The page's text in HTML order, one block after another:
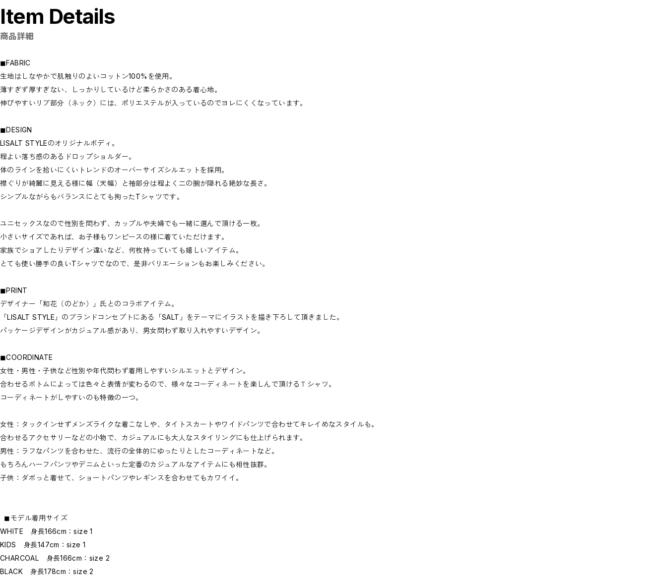
Item Details
商品詳細
◼︎FABRIC
生地はしなやかで肌触りのよいコットン100%を使用。
薄すぎず厚すぎない、しっかりしているけど柔らかさのある着心地。
伸びやすいリブ部分（ネック）には、ポリエステルが入っているのでヨレにくくなっています。
◼︎DESIGN
LISALT STYLEのオリジナルボディ。
程よい落ち感のあるドロップショルダー。
体のラインを拾いにくいトレンドのオーバーサイズシルエットを採用。
襟ぐりが綺麗に見える様に幅（天幅）と袖部分は程よく二の腕が隠れる絶妙な長さ。
シンプルながらもバランスにとても拘ったTシャツです。
ユニセックスなので性別を問わず、カップルや夫婦でも一緒に選んで頂ける一枚。
小さいサイズであれば、お子様もワンピースの様に着ていただけます。
家族でショアしたりデザイン違いなど、何枚持っていても嬉しいアイテム。
とても使い勝手の良いTシャツでなので、是非バリエーションもお楽しみください。
◼︎PRINT
デザイナー「和花（のどか）」氏とのコラボアイテム。
「LISALT STYLE」のブランドコンセプトにある「SALT」をテーマにイラストを描き下ろして頂きました。
パッケージデザインがカジュアル感があり、男女問わず取り入れやすいデザイン。
◼︎COORDINATE
女性・男性・子供など性別や年代問わず着用しやすいシルエットとデザイン。
合わせるボトムによっては色々と表情が変わるので、様々なコーディネートを楽しんで頂けるＴシャツ。
コーディネートがしやすいのも特徴の一つ。
女性：タックインせずメンズライクな着こなしや、タイトスカートやワイドパンツで合わせてキレイめなスタイルも。
合わせるアクセサリーなどの小物で、カジュアルにも大人なスタイリングにも仕上げられます。
男性：ラフなパンツを合わせた、流行の全体的にゆったりとしたコーディネートなど。
もちろんハーフパンツやデニムといった定番のカジュアルなアイテムにも相性抜群。
子供：ダボっと着せて、ショートパンツやレギンスを合わせてもカワイイ。
◼︎モデル着用サイズ
WHITE 身長166cm：size 1
KIDS 身長147cm：size 1
CHARCOAL 身長166cm：size 2
BLACK 身長178cm：size 2